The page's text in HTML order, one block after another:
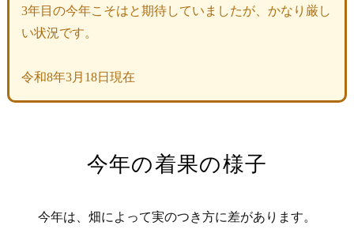
3年目の今年こそはと期待していましたが、かなり厳し
い状況です。
令和8年3月18日現在
今年の着果の様子
今年は、畑によって実のつき方に差があります。